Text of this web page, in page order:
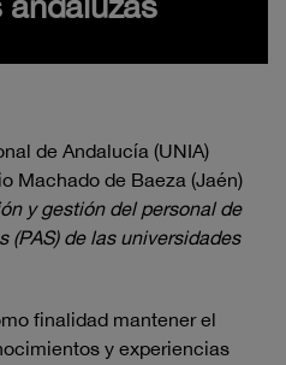
de Andalucía (UNIA)
Machado de Baeza (Jaén)
y gestión del personal de
(PAS) de las universidades
finalidad mantener el
y experiencias